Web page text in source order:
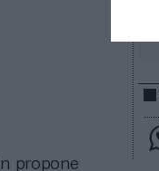
propone